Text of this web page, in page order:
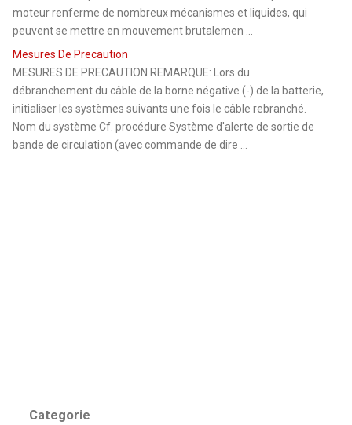
moteur renferme de nombreux mécanismes et liquides, qui
peuvent se mettre en mouvement brutalemen ...
Mesures De Precaution
MESURES DE PRECAUTION REMARQUE: Lors du
débranchement du câble de la borne négative (-) de la batterie,
initialiser les systèmes suivants une fois le câble rebranché.
Nom du système Cf. procédure Système d'alerte de sortie de
bande de circulation (avec commande de dire ...
Categorie